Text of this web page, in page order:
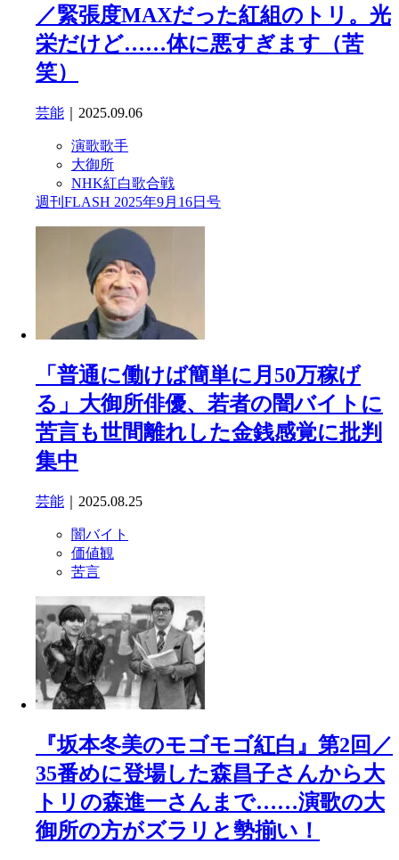
／緊張度MAXだった紅組のトリ。光
栄だけど……体に悪すぎます（苦
笑）
芸能 ｜2025.09.06
演歌歌手
大御所
NHK紅白歌合戦
週刊FLASH 2025年9月16日号
「普通に働けば簡単に月50万稼げ
る」大御所俳優、若者の闇バイトに
苦言も世間離れした金銭感覚に批判
集中
芸能 ｜2025.08.25
闇バイト
価値観
苦言
『坂本冬美のモゴモゴ紅白』第2回／
35番めに登場した森昌子さんから大
トリの森進一さんまで……演歌の大
御所の方がズラリと勢揃い！